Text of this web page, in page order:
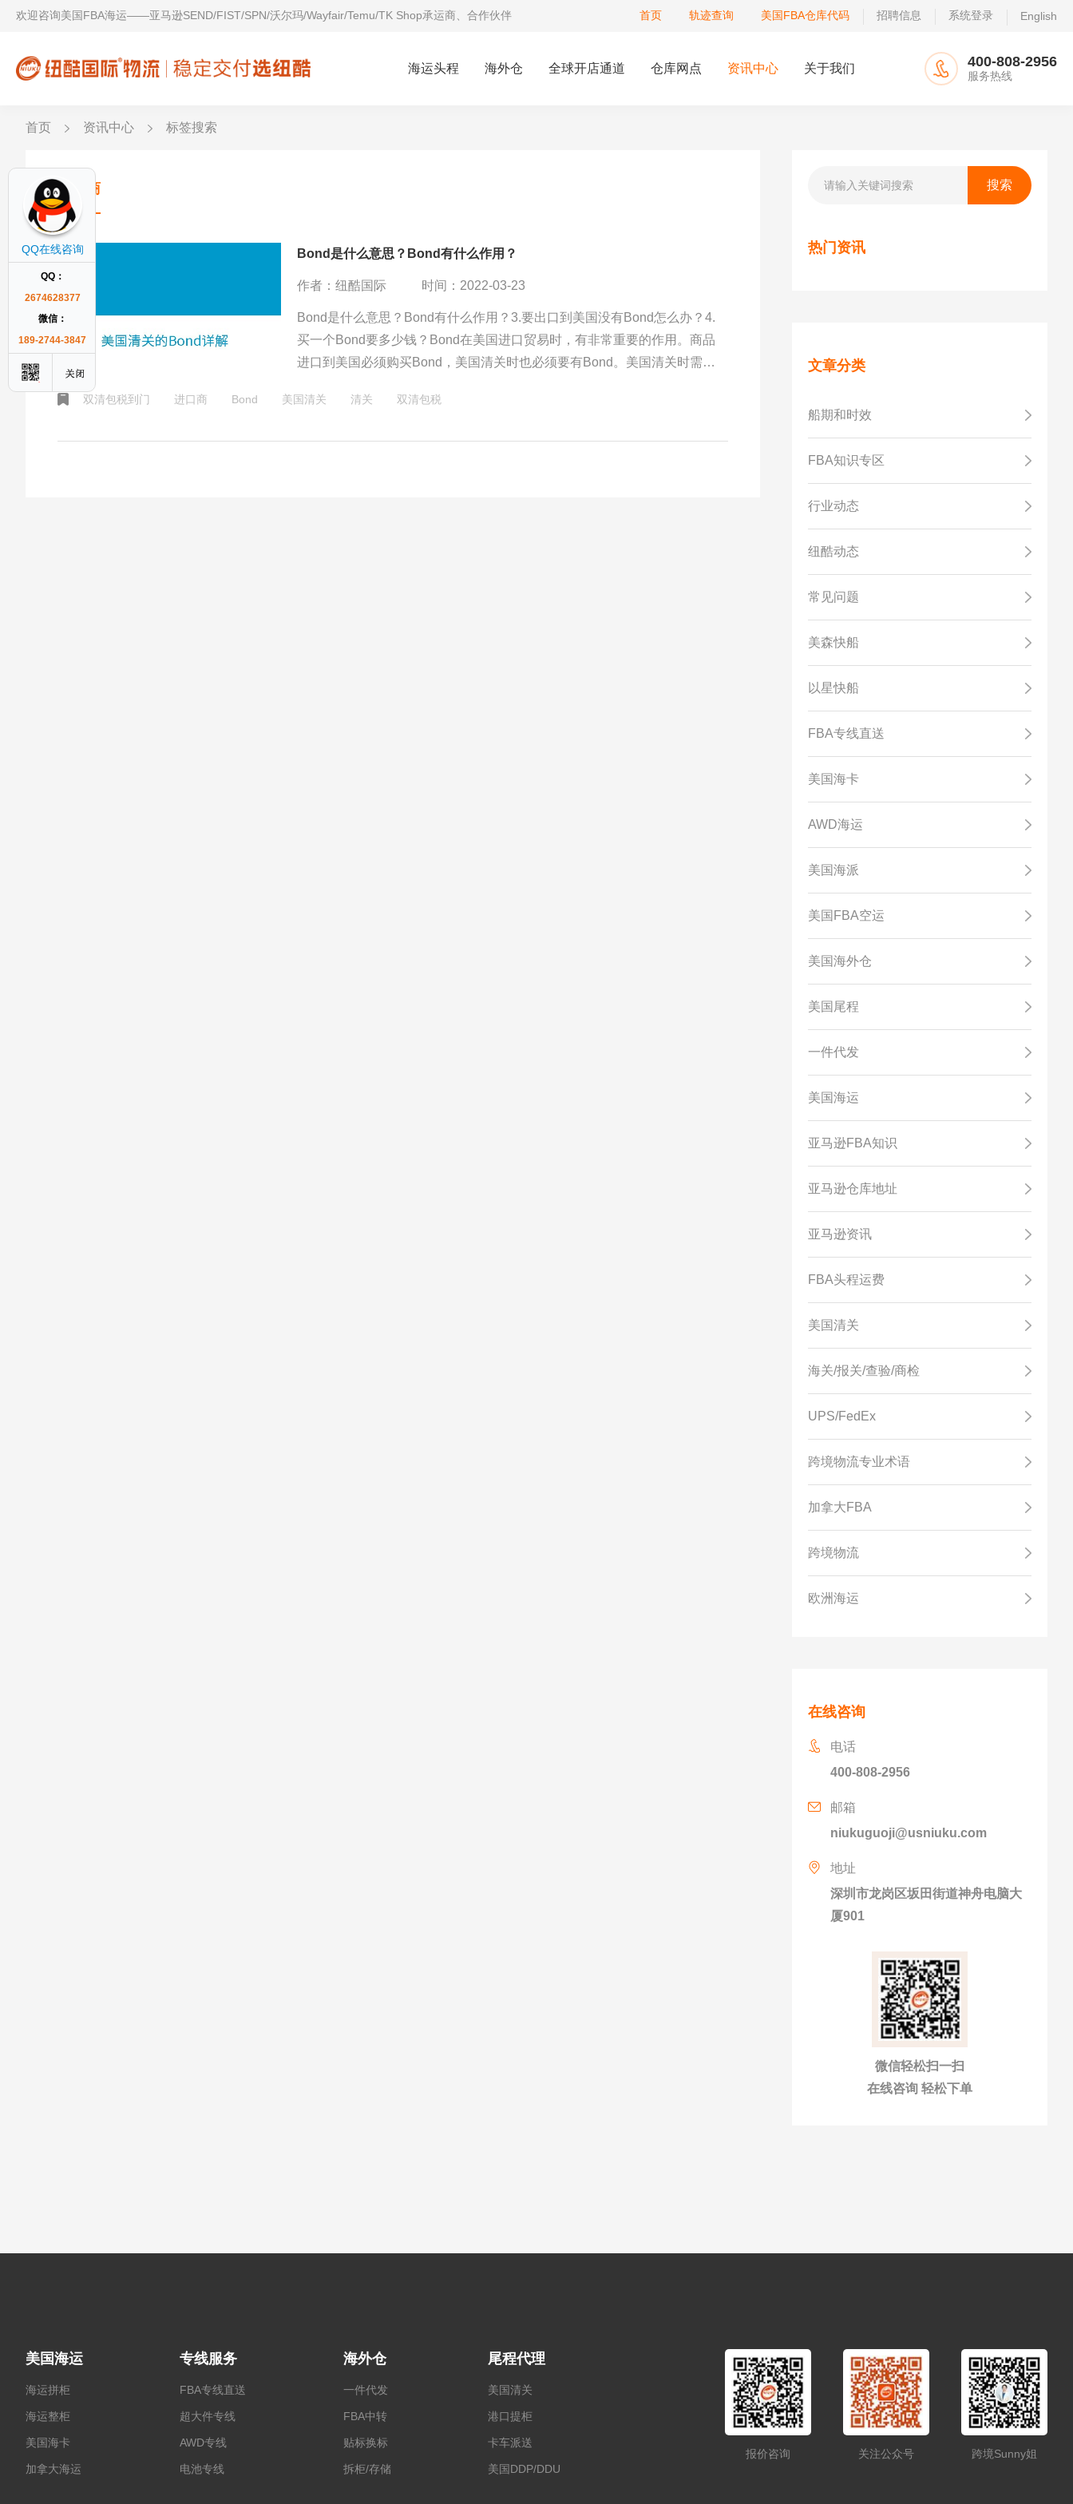
欢迎咨询美国FBA海运——亚马逊SEND/FIST/SPN/沃尔玛/Wayfair/Temu/TK Shop承运商、合作伙伴 首页 轨迹查询 美国FBA仓库代码 招聘信息 系统登录 English
海运头程 海外仓 全球开店通道 仓库网点 资讯中心 关于我们 400-808-2956
服务热线
首页 资讯中心 标签搜索
进口商
Bond是什么意思？Bond有什么作用？
作者：纽酷国际 时间：2022-03-23
Bond是什么意思？Bond有什么作用？3.要出口到美国没有Bond怎么办？4.
买一个Bond要多少钱？Bond在美国进口贸易时，有非常重要的作用。商品
进口到美国必须购买Bond，美国清关时也必须要有Bond。美国清关时需要
关、还是以目的国货代代理的名义清关，都是需要提供Bond的。
双清包税到门 进口商 Bond 美国清关 清关 双清包税
热门资讯
文章分类
船期和时效
FBA知识专区
行业动态
纽酷动态
常见问题
美森快船
以星快船
FBA专线直送
美国海卡
AWD海运
美国海派
美国FBA空运
美国海外仓
美国尾程
一件代发
美国海运
亚马逊FBA知识
亚马逊仓库地址
亚马逊资讯
FBA头程运费
美国清关
海关/报关/查验/商检
UPS/FedEx
跨境物流专业术语
加拿大FBA
跨境物流
欧洲海运
在线咨询
电话
400-808-2956
邮箱
niukuguoji@usniuku.com
地址
深圳市龙岗区坂田街道神舟电脑大
厦901
微信轻松扫一扫
在线咨询 轻松下单
美国海运
海运拼柜
海运整柜
美国海卡
加拿大海运
专线服务
FBA专线直送
超大件专线
AWD专线
电池专线
海外仓
一件代发
FBA中转
贴标换标
拆柜/存储
尾程代理
美国清关
港口提柜
卡车派送
美国DDP/DDU
报价咨询 关注公众号 跨境Sunny姐
QQ在线咨询
QQ：
2674628377
微信：
189-2744-3847